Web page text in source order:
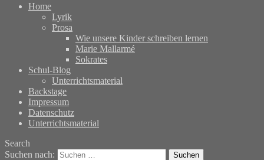
Home
Lyrik
Prosa
Wie unsere Kinder schreiben lernen
Marie Mallarmé
Sokrates
Schul-Blog
Unterrichtsmaterial
Backstage
Impressum
Datenschutz
Unterrichtsmaterial
Search
Suchen nach: